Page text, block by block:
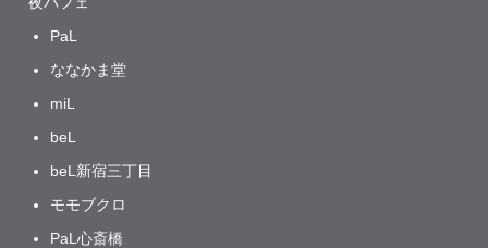
PaL
ななかま堂
miL
beL
beL新宿三丁目
モモブクロ
PaL心斎橋